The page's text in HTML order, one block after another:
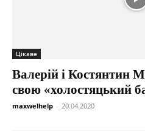
Цікаве
Валерій і Костянтин
свою «холостяцький
maxwelhelp - 20.04.2020